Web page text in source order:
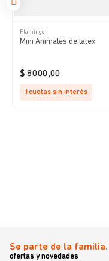
Flamingo
Mini Animales de latex
$ 8000,00
1 cuotas sin interés
Se parte de la familia.
ofertas y novedades